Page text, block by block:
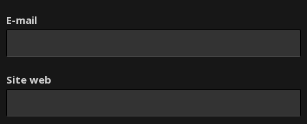
E-mail
Site web